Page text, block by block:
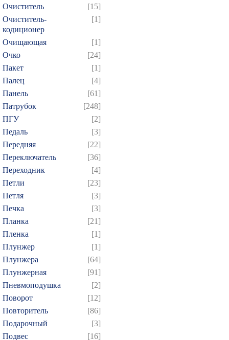
Очиститель
[15]
Очиститель-
кодиционер
[1]
Очищающая
[1]
Очко
[24]
Пакет
[1]
Палец
[4]
Панель
[61]
Патрубок
[248]
ПГУ
[2]
Педаль
[3]
Передняя
[22]
Переключатель
[36]
Переходник
[4]
Петли
[23]
Петля
[3]
Печка
[3]
Планка
[21]
Пленка
[1]
Плунжер
[1]
Плунжера
[64]
Плунжерная
[91]
Пневмоподушка
[2]
Поворот
[12]
Повторитель
[86]
Подарочный
[3]
Подвес
[16]